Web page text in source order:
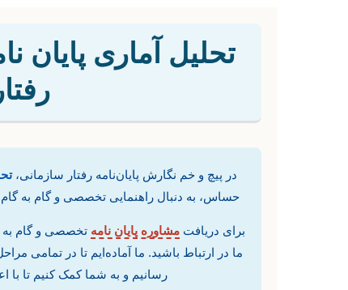
تحلیل آماری پایان
در پیچ و خم نگارش پایان‌نامه رفتار سازمانی،
حساس، به دنبال راهنمایی تخصصی و گام به
برای دریافت مشاوره پایان نامه تخصصی و گام به
ما در ارتباط باشید. ما آماده‌ایم تا در تمامی
رسانیم و به شما کمک کنیم تا با